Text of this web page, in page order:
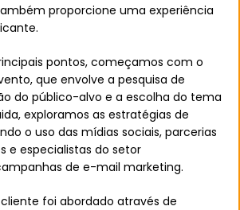
proporcione uma experiência
pontos, começamos com o
que envolve a pesquisa de
do público-alvo e a escolha do tema
exploramos as estratégias de
o uso das mídias sociais, parcerias
e especialistas do setor
de e-mail marketing.
foi abordado através de